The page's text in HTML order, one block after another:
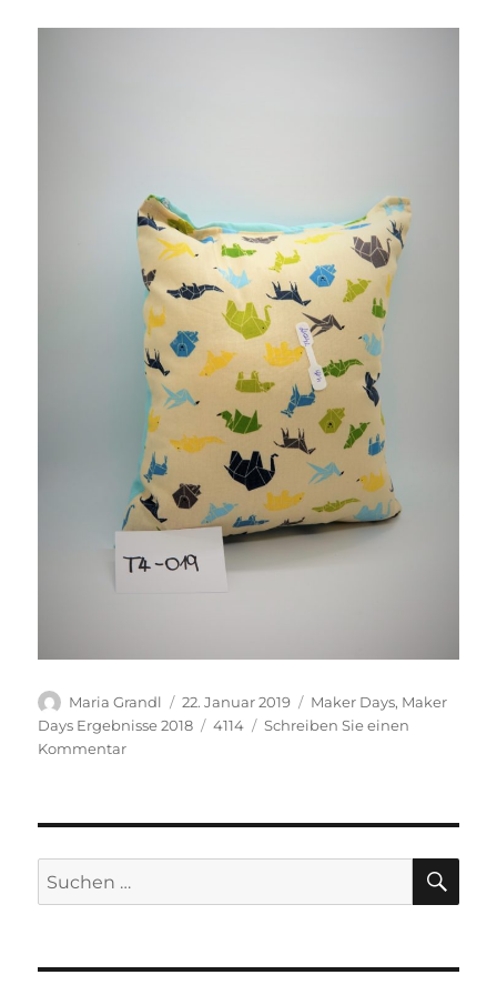
Autor
Maria Grandl
Veröffentlicht
am
22. Januar 2019 Kategorien
Maker Days, Maker
Days Ergebnisse 2018
Schlagwörter
4114
Schreiben Sie einen
Kommentarzu
Suchen
nach: